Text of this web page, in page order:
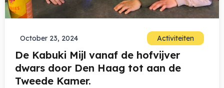
October 23, 2024 Activiteiten
De Kabuki Mijl vanaf de hofvijver
dwars door Den Haag tot aan de
Tweede Kamer.